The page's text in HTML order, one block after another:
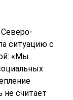
Северо-
ситуацию с
«Мы
не считает